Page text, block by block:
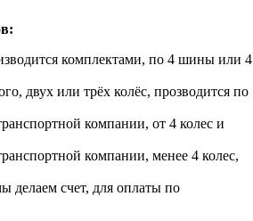
комплектами, по 4 шины или 4
двух или трёх колёс, прозводится по
компании, от 4 колес и
компании, менее 4 колес,
делаем счет, для оплаты по